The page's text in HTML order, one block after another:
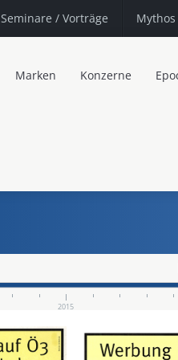
Seminare / Vorträge
Marken Konzerne
2015